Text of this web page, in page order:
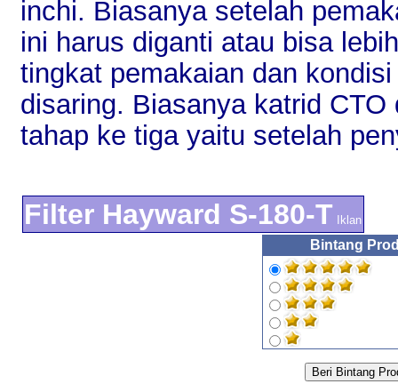
inchi. Biasanya setelah
ini harus diganti atau bisa
tingkat pemakaian dan
disaring. Biasanya katrid
tahap ke tiga yaitu setelah
Filter Hayward S-180-T Iklan
Bintang